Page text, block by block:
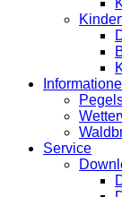
Service